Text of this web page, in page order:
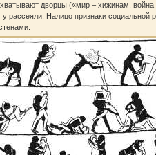
дворцы («мир – хижинам,
рассеяли. Налицо признаки